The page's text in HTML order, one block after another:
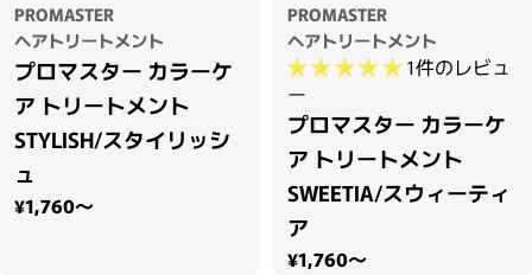
PROMASTER
ヘアトリートメント
プロマスター カラーケ
ア トリートメント
STYLISH/スタイリッシ
ュ
通常価格
¥1,760～
PROMASTER
ヘアトリートメント
1件のレビュ
ー
プロマスター カラーケ
ア トリートメント
SWEETIA/スウィーティ
ア
通常価格
¥1,760～